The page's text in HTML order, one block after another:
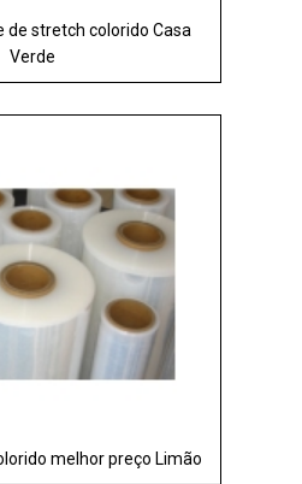
de stretch colorido Casa
Verde
melhor preço Limão